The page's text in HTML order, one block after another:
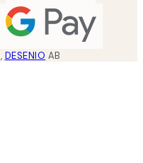
, DESENIO AB